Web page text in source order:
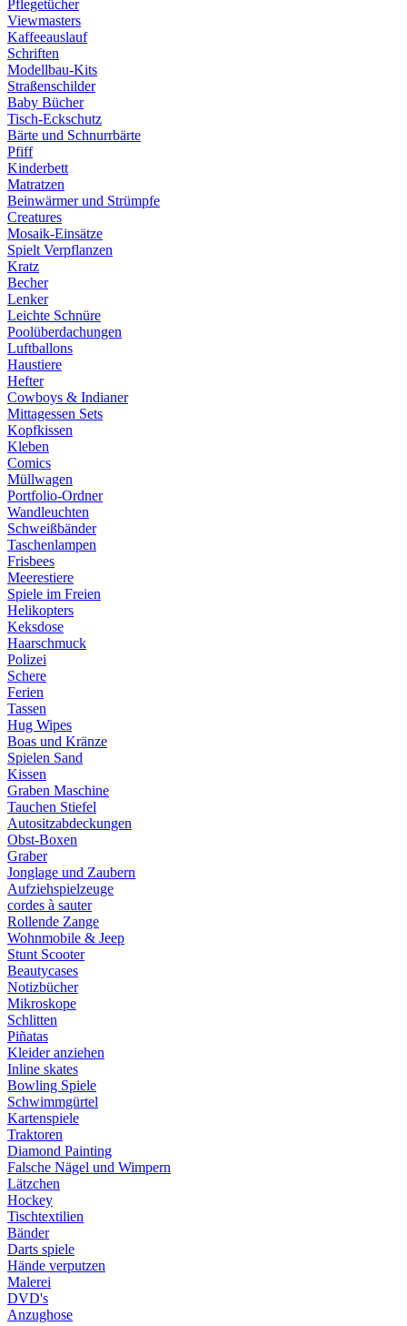
Pflegetücher
Viewmasters
Kaffeeauslauf
Schriften
Modellbau-Kits
Straßenschilder
Baby Bücher
Tisch-Eckschutz
Bärte und Schnurrbärte
Pfiff
Kinderbett
Matratzen
Beinwärmer und Strümpfe
Creatures
Mosaik-Einsätze
Spielt Verpflanzen
Kratz
Becher
Lenker
Leichte Schnüre
Poolüberdachungen
Luftballons
Haustiere
Hefter
Cowboys & Indianer
Mittagessen Sets
Kopfkissen
Kleben
Comics
Müllwagen
Portfolio-Ordner
Wandleuchten
Schweißbänder
Taschenlampen
Frisbees
Meerestiere
Spiele im Freien
Helikopters
Keksdose
Haarschmuck
Polizei
Schere
Ferien
Tassen
Hug Wipes
Boas und Kränze
Spielen Sand
Kissen
Graben Maschine
Tauchen Stiefel
Autositzabdeckungen
Obst-Boxen
Graber
Jonglage und Zaubern
Aufziehspielzeuge
cordes à sauter
Rollende Zange
Wohnmobile & Jeep
Stunt Scooter
Beautycases
Notizbücher
Mikroskope
Schlitten
Piñatas
Kleider anziehen
Inline skates
Bowling Spiele
Schwimmgürtel
Kartenspiele
Traktoren
Diamond Painting
Falsche Nägel und Wimpern
Lätzchen
Hockey
Tischtextilien
Bänder
Darts spiele
Hände verputzen
Malerei
DVD's
Anzughose